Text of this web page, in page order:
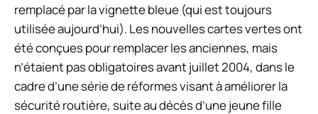
remplacé par la vignette bleue (qui est toujours
utilisée aujourd’hui). Les nouvelles cartes vertes ont
été conçues pour remplacer les anciennes, mais
n’étaient pas obligatoires avant juillet 2004, dans le
cadre d’une série de réformes visant à améliorer la
sécurité routière, suite au décès d’une jeune fille